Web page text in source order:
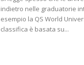
indietro nelle graduatorie
esempio la QS World
classifica è basata su...